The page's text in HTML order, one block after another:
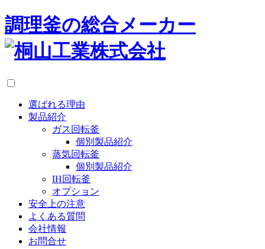
調理釜の総合メーカー
選ばれる理由
製品紹介
ガス回転釜
個別製品紹介
蒸気回転釜
個別製品紹介
IH回転釜
オプション
安全上の注意
よくある質問
会社情報
お問合せ